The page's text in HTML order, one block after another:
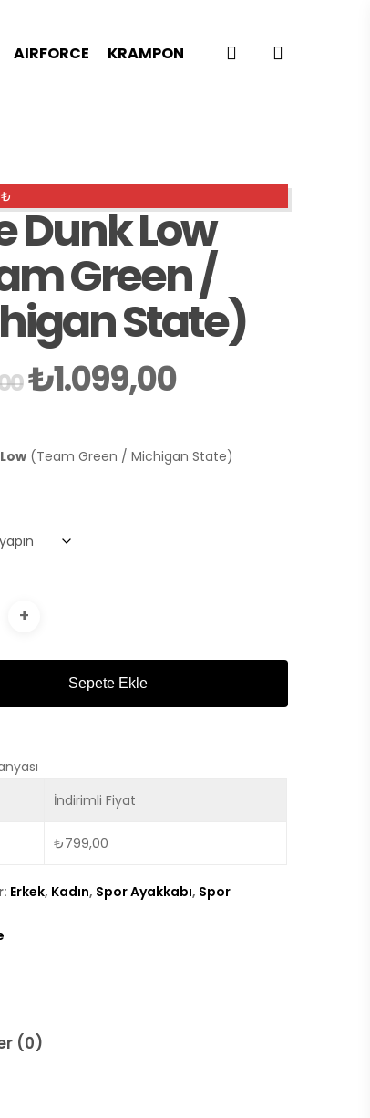
AIRFORCE KRAMPON search
Dunk Low
Green /
State)
Orijinal
₺2.798,00.
₺1.099,00Şu
fiyat:
(Team Green / Michigan State)
Sepete Ekle
İndirimli Fiyat
₺799,00
Erkek, Kadın, Spor Ayakkabı, Spor
(0)